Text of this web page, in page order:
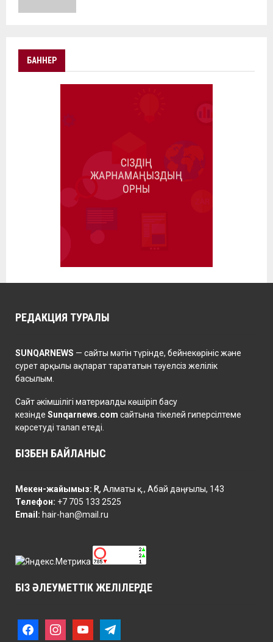
БАННЕР
РЕДАКЦИЯ ТУРАЛЫ
SUNQARNEWS — сайты мәтін түрінде, бейнекөрініс және
сурет арқылы ақпарат тарататын тәуелсіз желілік
басылым.
Сайт әкімшілігі материалды көшіріп басу
кезінде Sunqarnews.com сайтына тікелей гиперсілтеме
көрсетуді талап етеді.
БІЗБЕН БАЙЛАНЫС
Мекен-жайымыз: ҚР, Алматы қ., Абай даңғылы, 143
Телефон: +7 705 133 2525
Email: hair-han@mail.ru
БІЗ ӘЛЕУМЕТТІК ЖЕЛІЛЕРДЕ